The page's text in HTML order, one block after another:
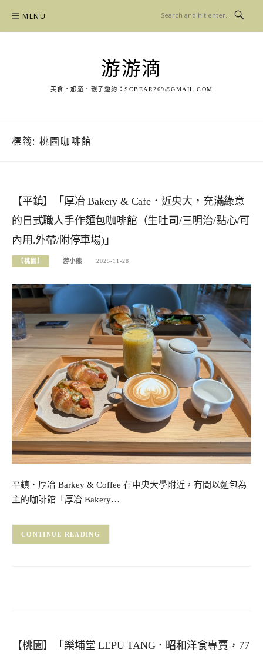
content
MENU
游游滴
美食．旅遊．親子邀約： SCBEAR269@GMAIL.COM
標籤: 桃園咖啡館
【平鎮】「厚冶 Bakery & Cafe．近央大，充滿綠意
的日式職人手作麵包咖啡館（生吐司/三明治/點心/可
內用.外帶/附停車場)」
【桃園】 游小熊 2025-11-28
平鎮．厚冶 Barkey & Coffee 在中央大學附近，有間以麵包為
主的咖啡館「厚冶 Bakery…
CONTINUE READING
【桃園】「樂埔堂 LEPU TANG．昭和洋食專賣，77